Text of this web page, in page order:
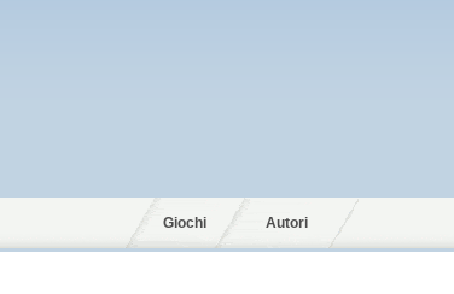
Giochi Autori